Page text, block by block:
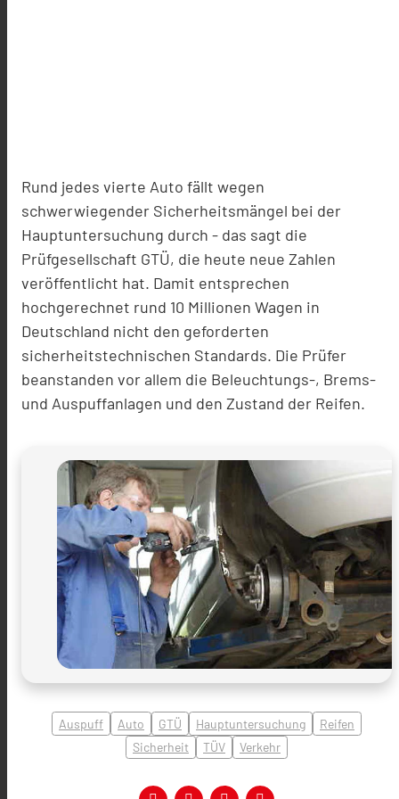
Rund jedes vierte Auto fällt wegen
schwerwiegender Sicherheitsmängel bei der
Hauptuntersuchung durch - das sagt die
Prüfgesellschaft GTÜ, die heute neue Zahlen
veröffentlicht hat. Damit entsprechen
hochgerechnet rund 10 Millionen Wagen in
Deutschland nicht den geforderten
sicherheitstechnischen Standards. Die Prüfer
beanstanden vor allem die Beleuchtungs-, Brems-
und Auspuffanlagen und den Zustand der Reifen.
Auspuff Auto GTÜ Hauptuntersuchung
Reifen
Sicherheit
TÜV Verkehr